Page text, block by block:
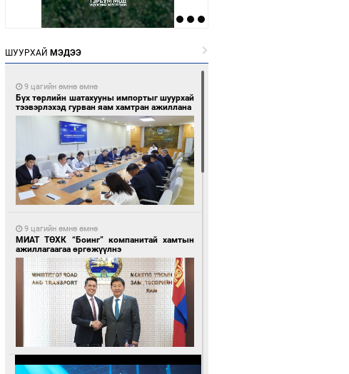
ШУУРХАЙ МЭДЭЭ
9 цагийн өмнө өмнө
Бүх төрлийн шатахууны импортыг шуурхай
тээвэрлэхэд гурван яам хамтран ажиллана
9 цагийн өмнө өмнө
МИАТ ТӨХК “Боинг” компанитай хамтын
ажиллагаагаа өргөжүүлнэ